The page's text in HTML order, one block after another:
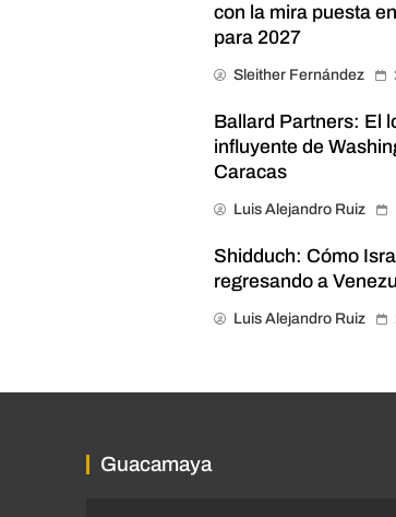
con la mira puesta
para 2027
Sleither Fernández
Ballard Partners: El
influyente de
Caracas
Luis Alejandro Ruiz
Shidduch: Cómo
regresando a
Luis Alejandro Ruiz
Guacamaya